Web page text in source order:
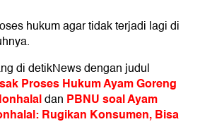
hukum agar tidak terjadi lagi di
di detikNews dengan judul
Proses Hukum Ayam Goreng
dan PBNU soal Ayam
Rugikan Konsumen, Bisa